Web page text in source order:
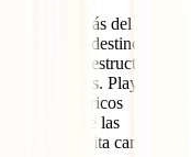
(OMT), más del 70%
10% de los destinos, lo
la infraestructura, el
locales. Playas
centros históricos
algunas de las
que necesita cambiar.